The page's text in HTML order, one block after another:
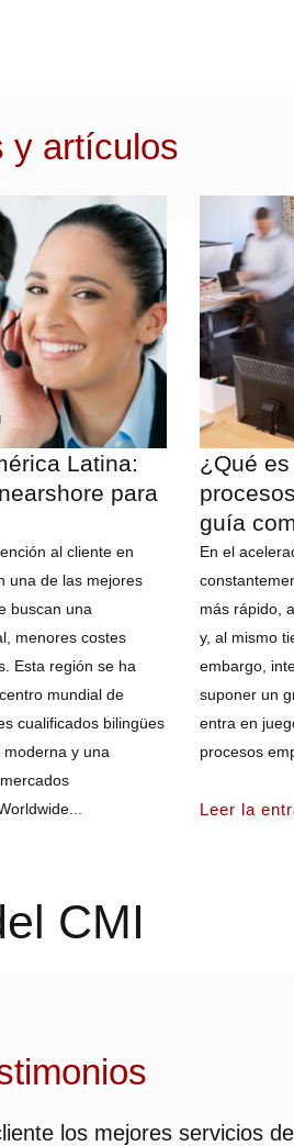
y artículos
Latina:
para
al cliente en
una de las mejores
buscan una
menores costes
Esta región se ha
mundial de
cualificados bilingües
y una
¿Qué
guía
En el
más rápido,
y, al mismo
embargo,
suponer un
entra en
procesos
Leer la
CMI
los mejores servicios de